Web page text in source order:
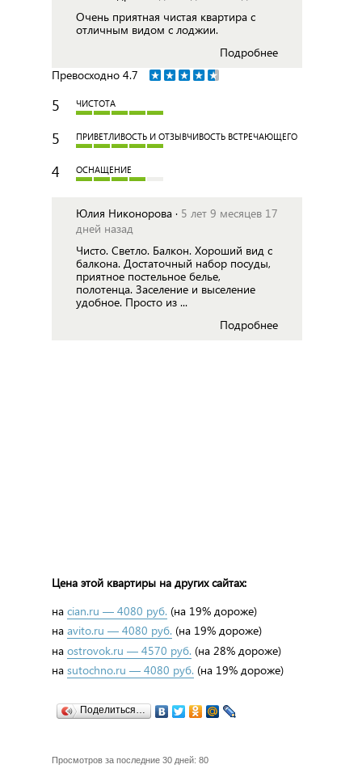
Очень приятная чистая квартира с
отличным видом с лоджии.
Подробнее
Превосходно 4.7
5 ЧИСТОТА
5 ПРИВЕТЛИВОСТЬ И ОТЗЫВЧИВОСТЬ ВСТРЕЧАЮЩЕГО
4 ОСНАЩЕНИЕ
Юлия Никонорова · 5 лет 9 месяцев 17
дней назад
Чисто. Светло. Балкон. Хороший вид с
балкона. Достаточный набор посуды,
приятное постельное белье,
полотенца. Заселение и выселение
удобное. Просто из ...
Подробнее
Цена этой квартиры на других сайтах:
на cian.ru — 4080 руб. (на 19% дороже)
на avito.ru — 4080 руб. (на 19% дороже)
на ostrovok.ru — 4570 руб. (на 28% дороже)
на sutochno.ru — 4080 руб. (на 19% дороже)
Поделиться…
Просмотров за последние 30 дней: 80